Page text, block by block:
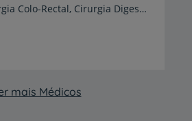
Abdominal, Cirurgia Colo-Rectal, Cirurgia Digestiva, Cirurgia Oncológica
mais Médicos